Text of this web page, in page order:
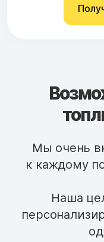
Мы очень
к каждому
Наша